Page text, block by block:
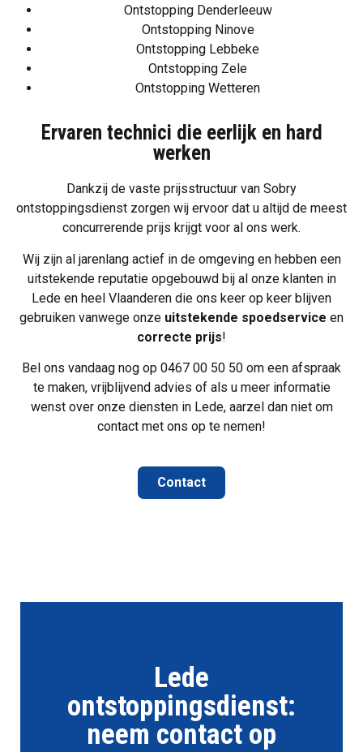
Ontstopping Denderleeuw
Ontstopping Ninove
Ontstopping Lebbeke
Ontstopping Zele
Ontstopping Wetteren
Ervaren technici die eerlijk en hard
werken
Dankzij de vaste prijsstructuur van Sobry
ontstoppingsdienst zorgen wij ervoor dat u altijd de meest
concurrerende prijs krijgt voor al ons werk.
Wij zijn al jarenlang actief in de omgeving en hebben een
uitstekende reputatie opgebouwd bij al onze klanten in
Lede en heel Vlaanderen die ons keer op keer blijven
gebruiken vanwege onze uitstekende spoedservice en
correcte prijs!
Bel ons vandaag nog op 0467 00 50 50 om een afspraak
te maken, vrijblijvend advies of als u meer informatie
wenst over onze diensten in Lede, aarzel dan niet om
contact met ons op te nemen!
Contact
Lede
ontstoppingsdienst:
neem contact op